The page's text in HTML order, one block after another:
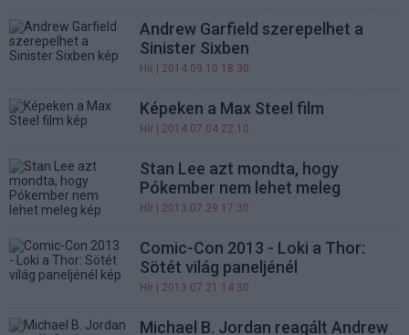
Andrew Garfield szerepelhet a
Sinister Sixben
Hír | 2014.09.10 18:30
Képeken a Max Steel film
Hír | 2014.07.04 22:10
Stan Lee azt mondta, hogy
Pókember nem lehet meleg
Hír | 2013.07.29 17:30
Comic-Con 2013 - Loki a Thor:
Sötét világ paneljénél
Hír | 2013.07.21 14:30
Michael B. Jordan reagált Andrew